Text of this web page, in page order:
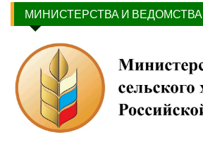
МИНИСТЕРСТВА И ВЕДОМСТВА